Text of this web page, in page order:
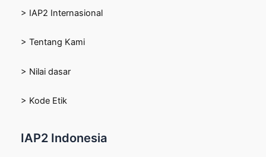
> IAP2 Internasional
> Tentang Kami
> Nilai dasar
> Kode Etik
IAP2 Indonesia